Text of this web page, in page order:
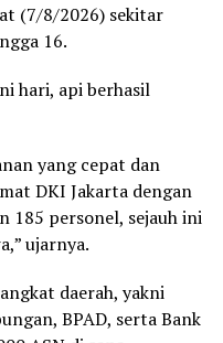
(7/8/2026) sekitar
16.
hari, api berhasil
yang cepat dan
DKI Jakarta dengan
185 personel, sejauh ini
ujarnya.
daerah, yakni
BPAD, serta Bank